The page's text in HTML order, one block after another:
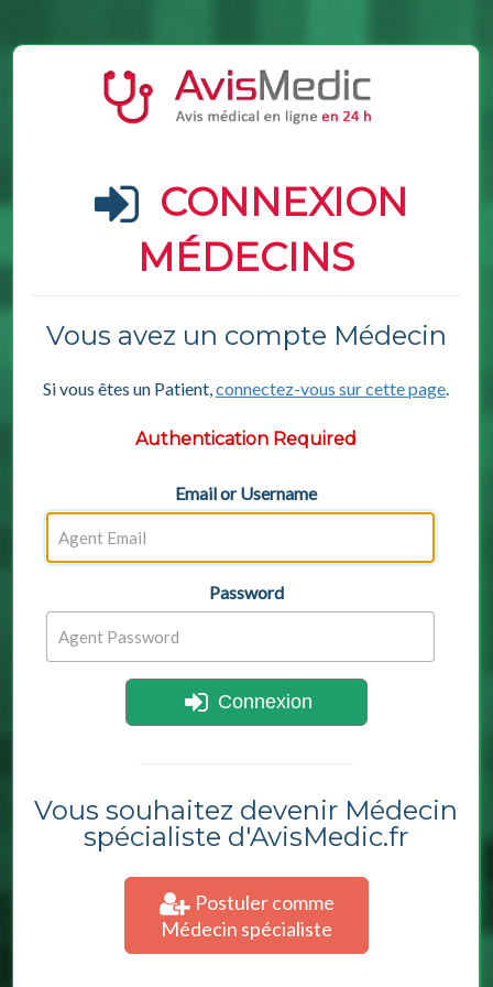
CONNEXION
MÉDECINS
Vous avez un compte Médecin
Si vous êtes un Patient,connectez-vous sur cette page.
Authentication Required
Email or Username
Password
Connexion
Vous souhaitez devenir Médecin
spécialiste d'AvisMedic.fr
Postuler comme
Médecin spécialiste